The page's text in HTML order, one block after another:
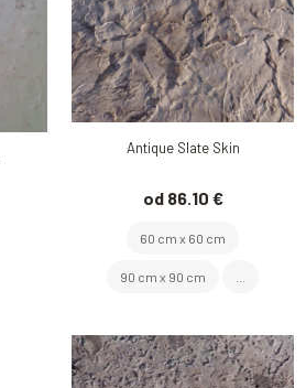
Antique Slate Skin
od 86.10 €
60 cm x 60 cm
90 cm x 90 cm